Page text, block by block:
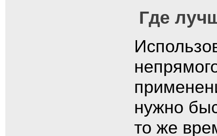
Где
нужно
то же